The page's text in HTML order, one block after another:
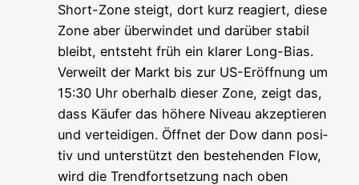
Short-Zone steigt, dort kurz reagiert, die­se
Zone aber über­win­det und dar­über sta­bil
bleibt, ent­steht früh ein kla­rer Long-Bias.
Ver­weilt der Markt bis zur US-Eröff­nung um
15:30 Uhr ober­halb die­ser Zone, zeigt das,
dass Käu­fer das höhe­re Niveau akzep­tie­ren
und ver­tei­di­gen. Öff­net der Dow dann posi­
tiv und unter­stützt den bestehen­den Flow,
wird die Trend­fort­set­zung nach oben